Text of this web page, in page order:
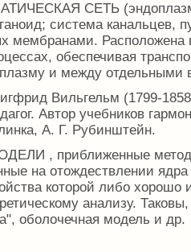
СЕТЬ
система канальцев,
мембранами. Расположена
обеспечивая
и между отдельными
Вильгельм (1799-
Автор учебников
А. Г. Рубинштейн.
, приближенные
на отождествлении
которой либо
анализу.
оболочечная модель и др.